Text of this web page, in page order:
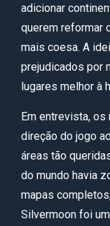
adicionar
querem reformar
mais coesa. A
prejudicados por
lugares melhor à
Em entrevista,
direção do jogo
áreas tão
do mundo havia
mapas
Silvermoon foi